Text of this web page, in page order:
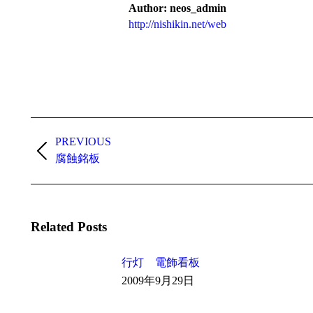
Author: neos_admin
http://nishikin.net/web
navigation
PREVIOUS
Previous
腐蝕銘板
Related Posts
行灯 電飾看板
2009年9月29日